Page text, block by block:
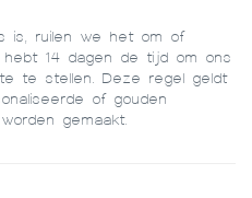
is, ruilen we het om of
14 dagen de tijd om ons
te stellen. Deze regel geldt
of gouden
gemaakt.